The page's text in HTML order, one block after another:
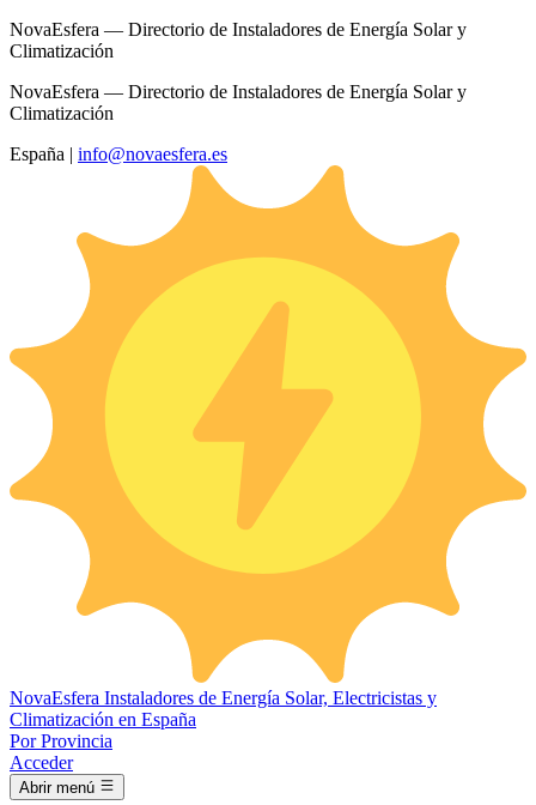
NovaEsfera — Directorio de Instaladores de Energía Solar y
Climatización
NovaEsfera — Directorio de Instaladores de Energía Solar y
Climatización
España | info@novaesfera.es
NovaEsfera Instaladores de Energía Solar, Electricistas y
Climatización en España
Por Provincia
Acceder
Abrir menú